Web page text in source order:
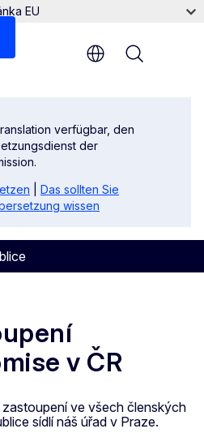
EU
verfügbar, den
der
Das sollten Sie
wissen
v ČR
ve všech členských
sídlí náš úřad v Praze.